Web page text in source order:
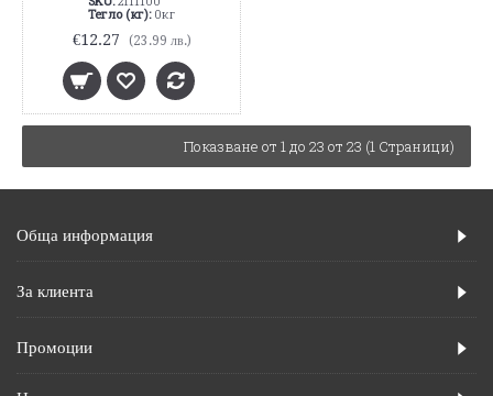
Тегло (кг):0кг
€12.27 (23.99 лв.)
Показване от 1 до 23 от 23 (1 Страници)
Обща информация
За клиента
Промоции